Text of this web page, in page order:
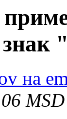
знак
на
MSD